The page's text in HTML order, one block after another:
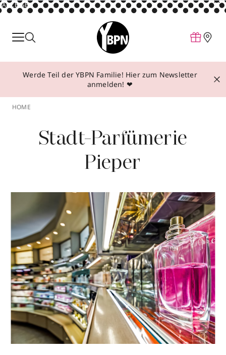
ANZEIGE
Parfum
Make-up
Behandlungen
Über YBPN
Werde Teil der YBPN Familie! Hier zum Newsletter
anmelden! ❤
HOME
Stadt-Parfümerie
Pieper